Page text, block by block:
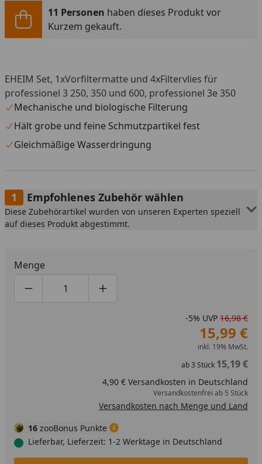
11 Personen haben dieses Produkt vor
Kurzem gekauft.
EHEIM Set, 1xVorfiltermatte und 4xFiltervlies für
professionel 3 250, 350 und 600, professionel 3e 350
Mechanische und biologische Filterung
Hält grobe und feine Schmutzpartikel fest
Gleichmäßige Wasserdringung
Empfohlenes Zubehör wählen
Diese Zubehörartikel wurden von unseren Experten speziell
auf dieses Produkt abgestimmt.
Menge
Produktmenge um eins verringern
Produktmenge manuell eingeben
Produktmenge um eins erhöhen
-5% UVP 16,98 €
15,99 €
inkl. 19% MwSt.
ab3 Stück 15,19 €
4,90 € Versandkosten in Deutschland
Versandkostenfrei ab 5 Stück
Versandkosten nach Menge und Land
16 zooBonus Punkte
Lieferbar, Lieferzeit: 1-2 Werktage in Deutschland